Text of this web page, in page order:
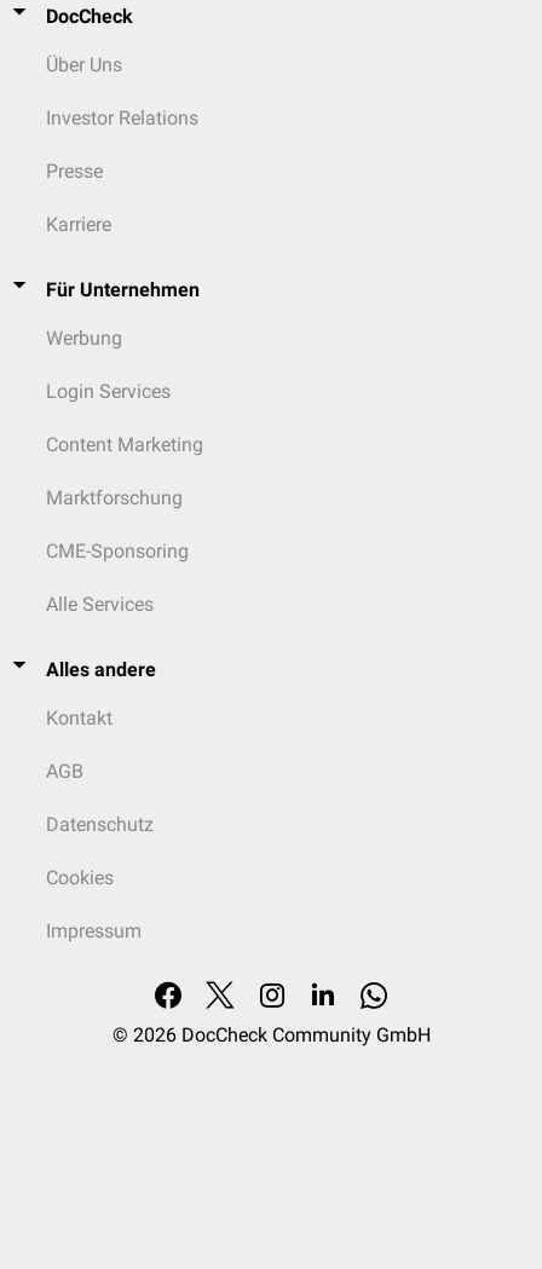
DocCheck
Über Uns
Investor Relations
Presse
Karriere
Für Unternehmen
Werbung
Login Services
Content Marketing
Marktforschung
CME-Sponsoring
Alle Services
Alles andere
Kontakt
AGB
Datenschutz
Cookies
Impressum
© 2026 DocCheck Community GmbH